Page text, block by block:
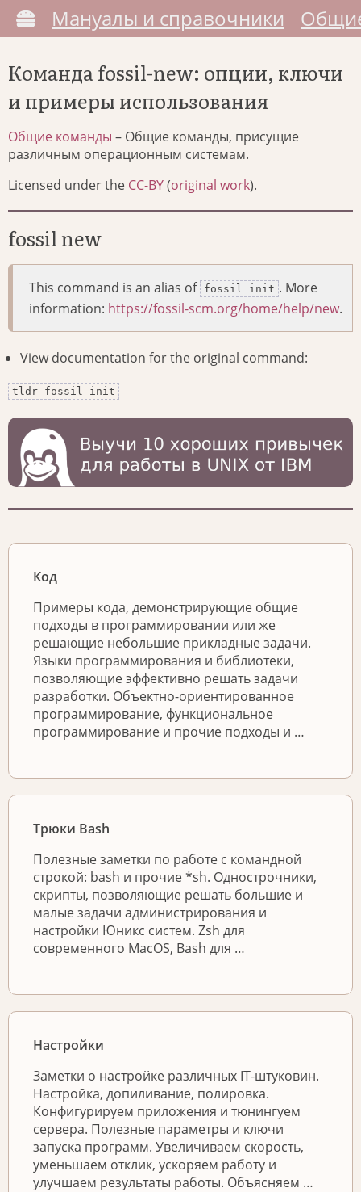
Мануалы и справочники
Команда fossil-new: опции, ключи
и примеры использования
Общие команды – Общие команды, присущие
различным операционным системам.
Licensed under the CC-BY(original work).
fossil new
This command is an alias of fossil init . More
information: https://fossil-scm.org/home/help/new.
View documentation for the original command:
tldr fossil-init
Код
Примеры кода, демонстрирующие общие
подходы в программировании или же
решающие небольшие прикладные задачи.
Языки программирования и библиотеки,
позволяющие эффективно решать задачи
разработки. Объектно-ориентированное
программирование, функциональное
программирование и прочие подходы и …
Трюки Bash
Полезные заметки по работе с командной
строкой: bash и прочие *sh. Однострочники,
скрипты, позволяющие решать большие и
малые задачи администрирования и
настройки Юникс систем. Zsh для
современного MacOS, Bash для …
Настройки
Заметки о настройке различных IT-штуковин.
Настройка, допиливание, полировка.
Конфигурируем приложения и тюнингуем
сервера. Полезные параметры и ключи
запуска программ. Увеличиваем скорость,
уменьшаем отклик, ускоряем работу и
улучшаем результаты работы. Объясняем …